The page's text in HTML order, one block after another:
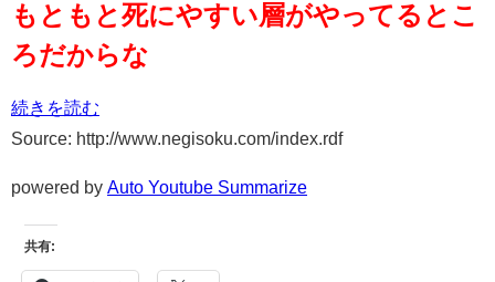
もともと死にやすい層がやってるとこ
ろだからな
続きを読む
Source: http://www.negisoku.com/index.rdf
powered by Auto Youtube Summarize
共有: